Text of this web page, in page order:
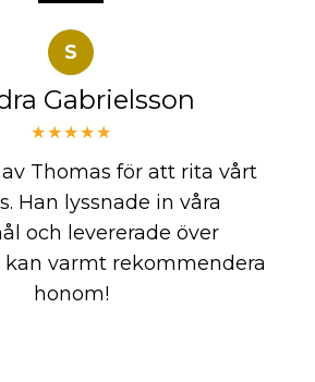
S
Gabrielsson
★★★★★
Thomas för att rita vårt
Han lyssnade in våra
och levererade över
kan varmt rekommendera
honom!